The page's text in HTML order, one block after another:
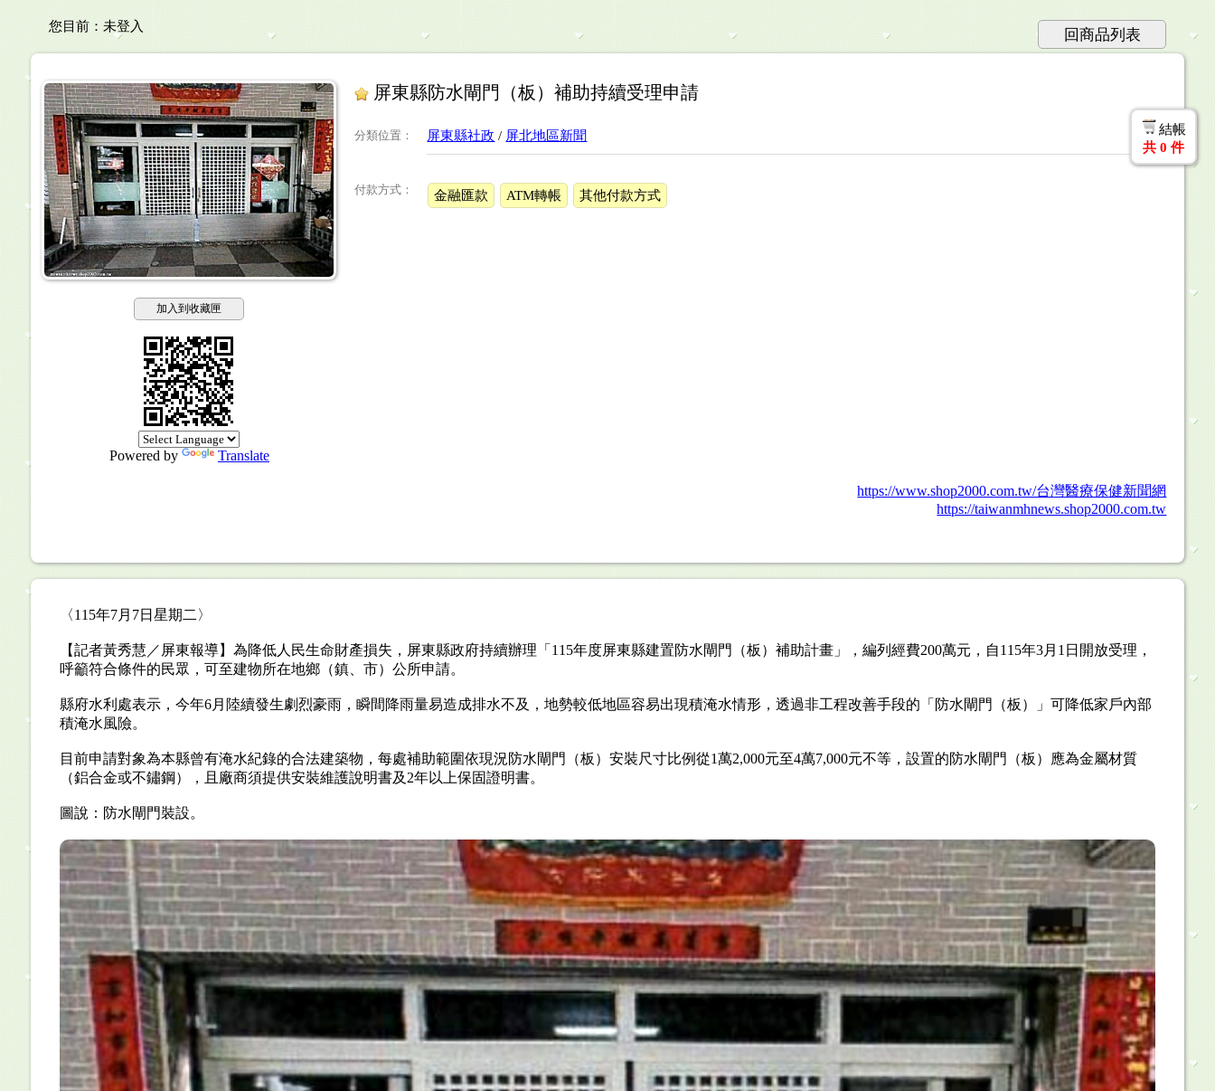
您目前： 未登入 回商品列表
加入到收藏匣
Powered by Translate
屏東縣防水閘門（板）補助持續受理申請
分類位置 ： 屏東縣社政 / 屏北地區新聞
付款方式： 金融匯款 ATM轉帳 其他付款方式
https://www.shop2000.com.tw/台灣醫療保健新聞網
https://taiwanmhnews.shop2000.com.tw
結帳
共 0 件
〈115年7月7日星期二〉
【記者黃秀慧／屏東報導】為降低人民生命財產損失，屏東縣政府持續辦理「115年度屏東縣建置防水閘門（板）補助計畫」，編列經費200萬元，自115年3月1日開放受理，
呼籲符合條件的民眾，可至建物所在地鄉（鎮、市）公所申請。
縣府水利處表示，今年6月陸續發生劇烈豪雨，瞬間降雨量易造成排水不及，地勢較低地區容易出現積淹水情形，透過非工程改善手段的「防水閘門（板）」可降低家戶內部
積淹水風險。
目前申請對象為本縣曾有淹水紀錄的合法建築物，每處補助範圍依現況防水閘門（板）安裝尺寸比例從1萬2,000元至4萬7,000元不等，設置的防水閘門（板）應為金屬材質
（鋁合金或不鏽鋼），且廠商須提供安裝維護說明書及2年以上保固證明書。
圖說：防水閘門裝設。